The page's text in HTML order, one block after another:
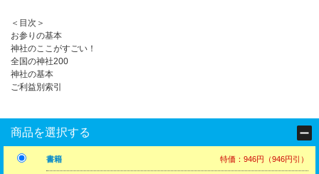
＜目次＞
お参りの基本
神社のここがすごい！
全国の神社200
神社の基本
ご利益別索引
商品を選択する
書籍 特価：946円（946円引）